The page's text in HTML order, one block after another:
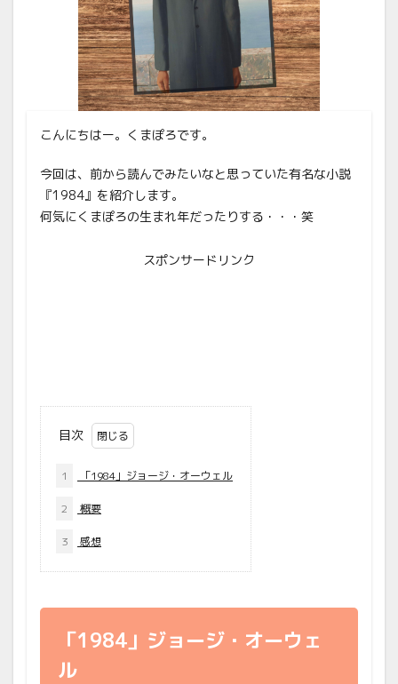
こんにちはー。くまぽろです。
今回は、前から読んでみたいなと思っていた有名な小説
『1984』を紹介します。
何気にくまぽろの生まれ年だったりする・・・笑
スポンサードリンク
目次
1 「1984」ジョージ・オーウェル
2 概要
3 感想
「1984」ジョージ・オーウェ
ル